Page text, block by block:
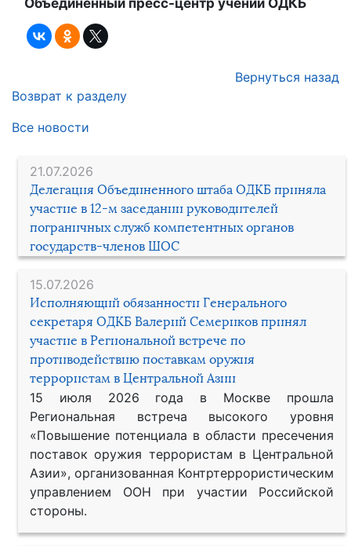
21.07.2026
Делегация Объединенного штаба ОДКБ приняла
участие в 12-м заседании руководителей
пограничных служб компетентных органов
государств-членов ШОС
15.07.2026
Исполняющий обязанности Генерального
секретаря ОДКБ Валерий Семериков принял
участие в Региональной встрече по
противодействию поставкам оружия
террористам в Центральной Азии
15 июля 2026 года в Москве прошла
Региональная встреча высокого уровня
«Повышение потенциала в области пресечения
поставок оружия террористам в Центральной
Азии», организованная Контртеррористическим
управлением ООН при участии Российской
стороны.
Вернуться назад
Возврат к разделу
Все новости